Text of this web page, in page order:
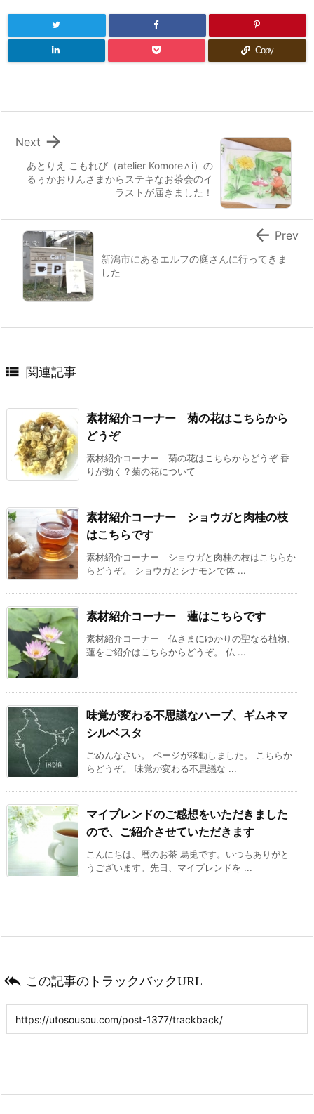
Copy
あとりえ こもれび（atelier Komore∧i）の
るぅかおりんさまからステキなお茶会のイ
ラストが届きました！

Next
新潟市にあるエルフの庭さんに行ってきま
した
 Prev
 関連記事
素材紹介コーナー 菊の花はこちらから
どうぞ
素材紹介コーナー 菊の花はこちらからどうぞ 香
りが効く？菊の花について
素材紹介コーナー ショウガと肉桂の枝
はこちらです
素材紹介コーナー ショウガと肉桂の枝はこちらか
らどうぞ。 ショウガとシナモンで体 ...
素材紹介コーナー 蓮はこちらです
素材紹介コーナー 仏さまにゆかりの聖なる植物、
蓮をご紹介はこちらからどうぞ。 仏 ...
味覚が変わる不思議なハーブ、ギムネマ
シルベスタ
ごめんなさい。 ページが移動しました。 こちらか
らどうぞ。 味覚が変わる不思議な ...
マイブレンドのご感想をいただきました
ので、ご紹介させていただきます
こんにちは、暦のお茶 烏兎です。いつもありがと
うございます。先日、マイブレンドを ...
 この記事のトラックバックURL